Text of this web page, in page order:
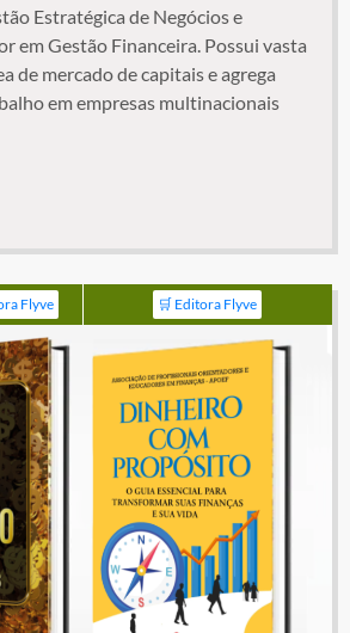
Estratégica de Negócios e
em Gestão Financeira. Possui vasta
de mercado de capitais e agrega
em empresas multinacionais
Flyve 🛒 Editora Flyve